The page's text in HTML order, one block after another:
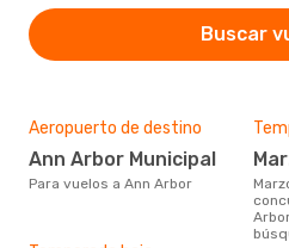
Buscar
Aeropuerto de destino
Ann Arbor Municipal
Para vuelos a Ann Arbor
marzo es una época muy